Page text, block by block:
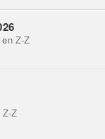
enZ-Z
Z-Z